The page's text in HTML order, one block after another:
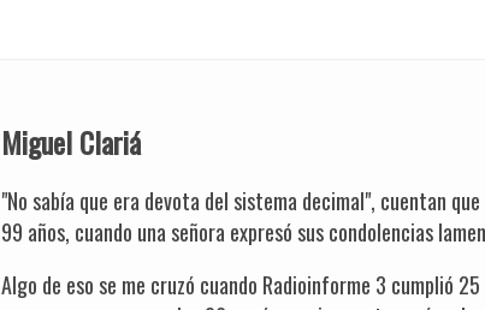
Miguel Clariá
"No sabía que era devota del sistema decimal", cuentan
99 años, cuando una señora expresó sus condolencias
Algo de eso se me cruzó cuando Radioinforme 3 cumplió